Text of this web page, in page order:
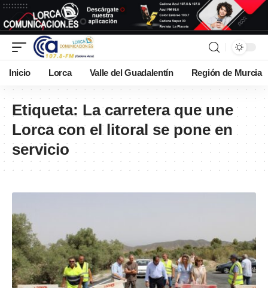
Inicio Lorca Valle del Guadalentín Región de Murcia
Etiqueta: La carretera que une
Lorca con el litoral se pone en
servicio